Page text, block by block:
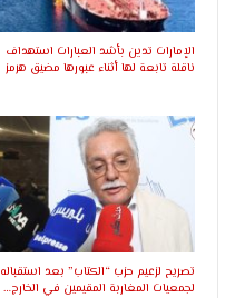
الإمارات تدين بأشد العبارات استهداف
ناقلة تابعة لها أثناء عبورها مضيق هرمز
تصريح لزعيم حزب “الكتاب” بعد استقباله
لجمعيات المغاربة المقيمين في الخارج…